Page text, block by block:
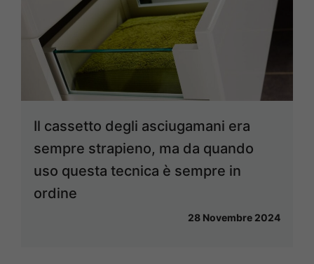
Il cassetto degli asciugamani era
sempre strapieno, ma da quando
uso questa tecnica è sempre in
ordine
28 Novembre 2024